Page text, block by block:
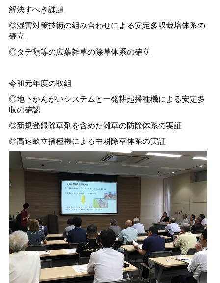
解決すべき課題
◎湿害対策技術の組み合わせによる安定多収栽培体系の
確立
◎タデ類等の広葉雑草の除草体系の確立
令和元年度の取組
◎地下かんがいシステムと一発耕起播種機による安定多
収の確認
◎新規登録除草剤を含めた雑草の防除体系の実証
◎高速畝立播種機による中耕除草体系の実証